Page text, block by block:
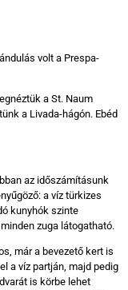
volt a Prespa-
a St. Naum
a Livada-hágón. Ebéd
az időszámításunk
a víz türkizes
kunyhók szinte
zuga látogatható.
már a bevezető kert is
a víz partján, majd pedig
is körbe lehet